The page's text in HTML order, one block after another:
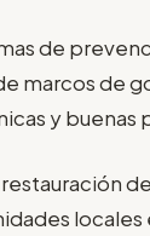
de
marcos de
y buenas
locales